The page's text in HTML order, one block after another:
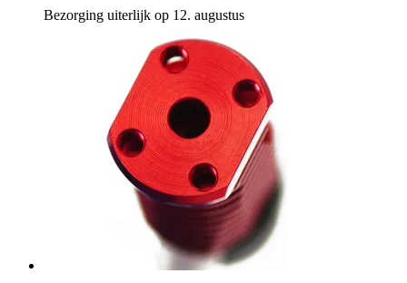
Bezorging uiterlijk op 12. augustus